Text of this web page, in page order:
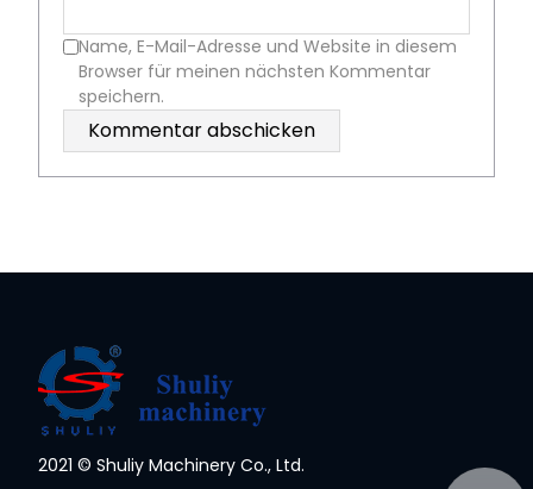
Name, E-Mail-Adresse und Website in diesem
Browser für meinen nächsten Kommentar
speichern.
2021 © Shuliy Machinery Co., Ltd.